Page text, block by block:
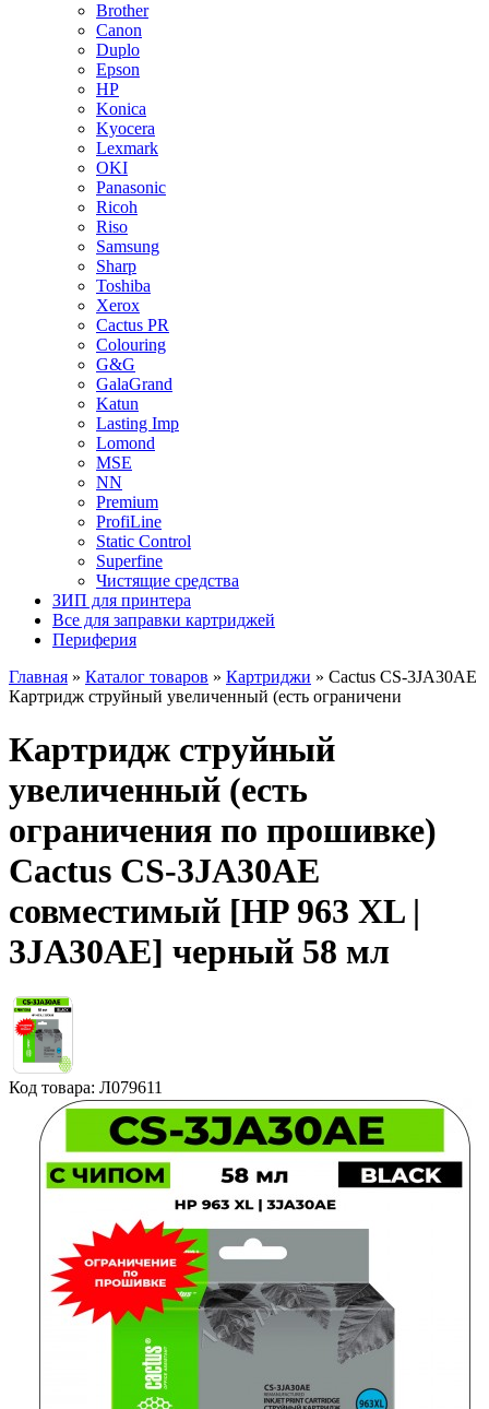
Brother
Canon
Duplo
Epson
HP
Konica
Kyocera
Lexmark
OKI
Panasonic
Ricoh
Riso
Samsung
Sharp
Toshiba
Xerox
Cactus PR
Colouring
G&G
GalaGrand
Katun
Lasting Imp
Lomond
MSE
NN
Premium
ProfiLine
Static Control
Superfine
Чистящие средства
ЗИП для принтера
Все для заправки картриджей
Периферия
Главная » Каталог товаров » Картриджи » Cactus CS-3JA30AE
Картридж струйный увеличенный (есть ограничени
Картридж струйный
увеличенный (есть
ограничения по прошивке)
Cactus CS-3JA30AE
совместимый [HP 963 XL |
3JA30AE] черный 58 мл
Код товара: Л079611